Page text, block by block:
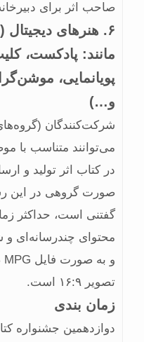
صاحب اثر برای
۶. هنرهای دیجیتال
مانند: پادکست،
پویانمایی،
و…)
شرکت‌کنندگان
می‌توانند متناسب با
در کتاب اثر تولید و
صورت گروهی در این
گفتنی است، حداکثر
تصویر ۱۶:۹ است.
زمان بندی